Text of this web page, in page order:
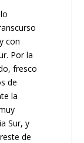
con
Por la
fresco
de
la
Sur, y
de